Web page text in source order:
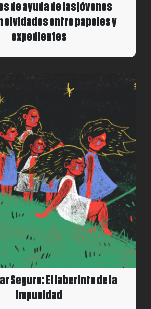
de ayuda de las jóvenes
olvidados entre papeles y
expedientes
Seguro: El laberinto de la
impunidad